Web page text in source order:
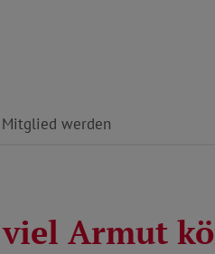
Mitglied werden
Armut